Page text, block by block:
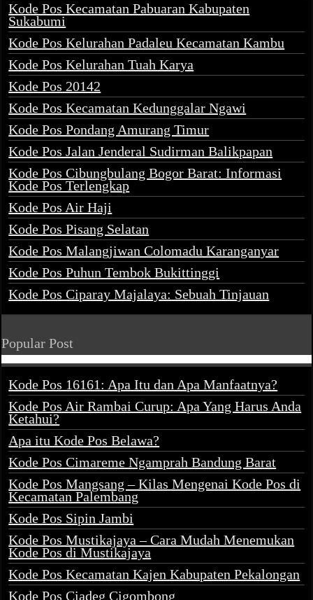
Kode Pos Kecamatan Pabuaran Kabupaten
Sukabumi
Kode Pos Kelurahan Padaleu Kecamatan Kambu
Kode Pos Kelurahan Tuah Karya
Kode Pos 20142
Kode Pos Kecamatan Kedunggalar Ngawi
Kode Pos Pondang Amurang Timur
Kode Pos Jalan Jenderal Sudirman Balikpapan
Kode Pos Cibungbulang Bogor Barat: Informasi
Kode Pos Terlengkap
Kode Pos Air Haji
Kode Pos Pisang Selatan
Kode Pos Malangjiwan Colomadu Karanganyar
Kode Pos Puhun Tembok Bukittinggi
Kode Pos Ciparay Majalaya: Sebuah Tinjauan
Popular Post
Kode Pos 16161: Apa Itu dan Apa Manfaatnya?
Kode Pos Air Rambai Curup: Apa Yang Harus Anda
Ketahui?
Apa itu Kode Pos Belawa?
Kode Pos Cimareme Ngamprah Bandung Barat
Kode Pos Mangsang – Kilas Mengenai Kode Pos di
Kecamatan Palembang
Kode Pos Sipin Jambi
Kode Pos Mustikajaya – Cara Mudah Menemukan
Kode Pos di Mustikajaya
Kode Pos Kecamatan Kajen Kabupaten Pekalongan
Kode Pos Ciadeg Cigombong